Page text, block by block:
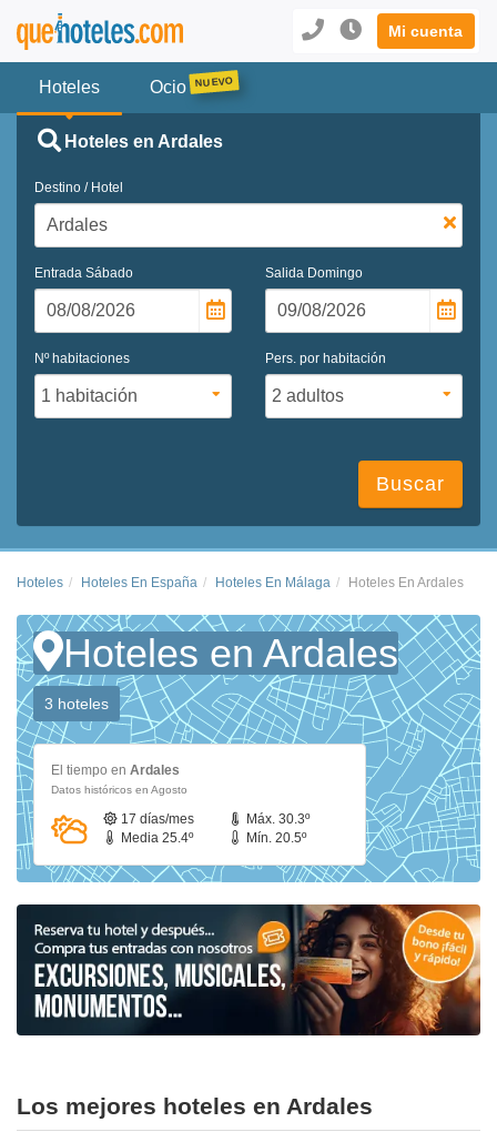
Mi cuenta
Hoteles Ocio
Hoteles en Ardales
Destino / Hotel
Entrada Sábado Salida Domingo
Nº habitaciones Pers. por habitación
Buscar
Hoteles Hoteles En España Hoteles En Málaga Hoteles En Ardales
Hoteles en Ardales
3 hoteles
El tiempo en Ardales
Datos históricos en Agosto
17 días/mes
Máx. 30.3º
Media 25.4º
Mín. 20.5º
Los mejores hoteles en Ardales